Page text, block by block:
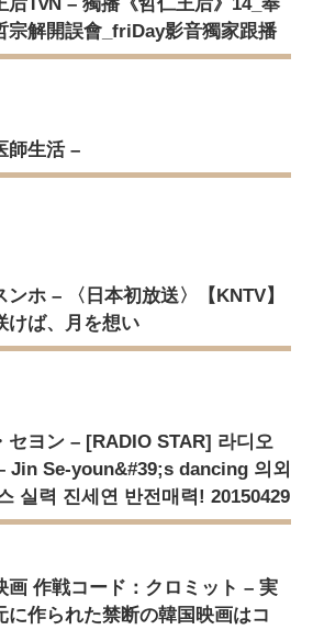
相互RSS
宗解開誤會_friDay影音獨家跟播
師生活 –
ンホ – 〈日本初放送〉【KNTV】
けば、月を想い
セヨン – [RADIO STAR] 라디오
Jin Se-youn&#39;s dancing 의외
실력 진세연 반전매력! 20150429
画 作戦コード：クロミット – 実
に作られた禁断の韓国映画はコ